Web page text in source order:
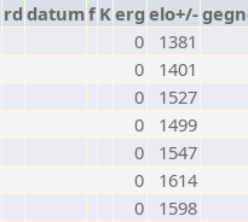
rd datumf Kerg elo+/-
0
1381
0
1401
0
1527
0
1499
0
1547
0
1614
0
1598